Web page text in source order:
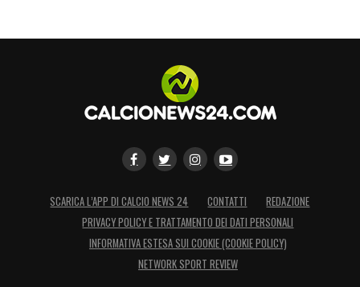
SCARICA L’APP DI CALCIO NEWS 24 CONTATTI
REDAZIONE
PRIVACY POLICY E TRATTAMENTO DEI DATI PERSONALI
INFORMATIVA ESTESA SUI COOKIE (COOKIE POLICY)
NETWORK SPORT REVIEW